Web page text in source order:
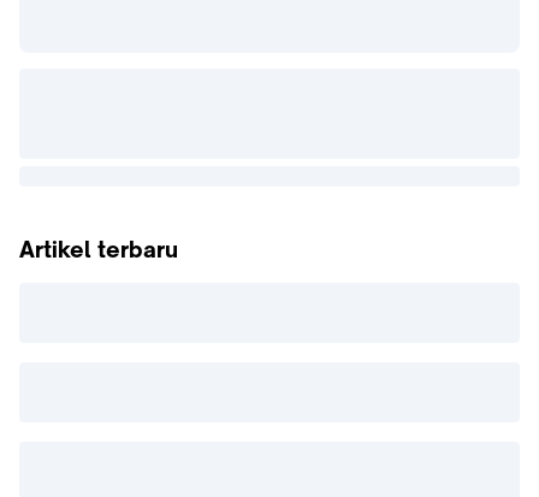
Artikel terbaru